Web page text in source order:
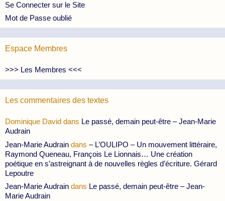
Se Connecter sur le Site
Mot de Passe oublié
Espace Membres
>>> Les Membres <<<
Les commentaires des textes
Dominique David dans Le passé, demain peut-être – Jean-Marie
Audrain
Jean-Marie Audrain dans – L’OULIPO – Un mouvement littéraire,
Raymond Queneau, François Le Lionnais… Une création
poétique en s’astreignant à de nouvelles règles d’écriture. Gérard
Lepoutre
Jean-Marie Audrain dans Le passé, demain peut-être – Jean-
Marie Audrain